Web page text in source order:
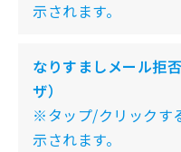
示されます。
なりすましメール拒
ザ）
※タップ/クリックす
示されます。